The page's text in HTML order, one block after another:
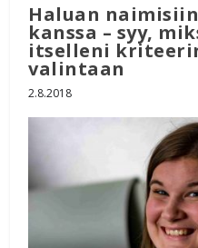
Haluan
kanssa – syy,
itselleni
valintaan
2.8.2018